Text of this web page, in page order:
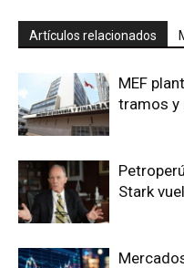
Artículos relacionados
MEF
tramos y
Stark